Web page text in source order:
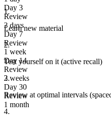
1.
Learn new material
2.
Test yourself on it (active recall)
3.
Review at optimal intervals
4.
Day 3
Review
3 days
Day 7
Review
1 week
Day 14
Review
2 weeks
Day 30
Review
1 month